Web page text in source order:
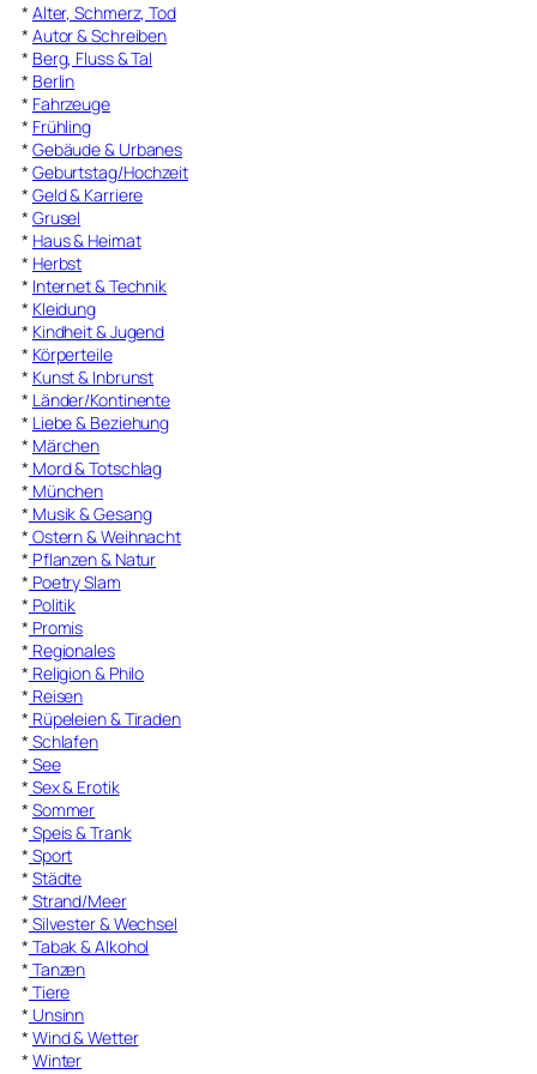
* Alter, Schmerz, Tod
* Autor & Schreiben
* Berg, Fluss & Tal
* Berlin
* Fahrzeuge
* Frühling
* Gebäude & Urbanes
* Geburtstag/Hochzeit
* Geld & Karriere
* Grusel
* Haus & Heimat
* Herbst
* Internet & Technik
* Kleidung
* Kindheit & Jugend
* Körperteile
* Kunst & Inbrunst
* Länder/Kontinente
* Liebe & Beziehung
* Märchen
* Mord & Totschlag
* München
* Musik & Gesang
* Ostern & Weihnacht
* Pflanzen & Natur
* Poetry Slam
* Politik
* Promis
* Regionales
* Religion & Philo
* Reisen
* Rüpeleien & Tiraden
* Schlafen
* See
* Sex & Erotik
* Sommer
* Speis & Trank
* Sport
* Städte
* Strand/Meer
* Silvester & Wechsel
* Tabak & Alkohol
* Tanzen
* Tiere
* Unsinn
* Wind & Wetter
* Winter